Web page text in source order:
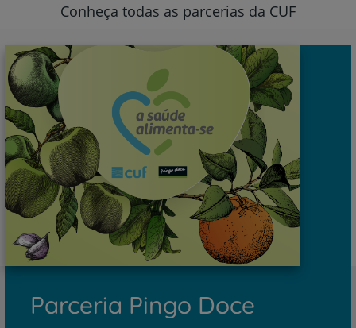
Conheça todas as parcerias da CUF
Parceria Pingo Doce